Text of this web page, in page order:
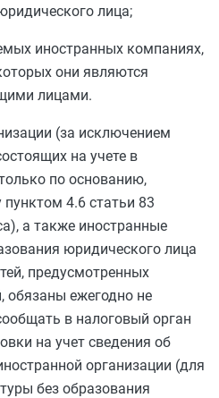
лица;
иностранных компаниях,
они являются
лицами.
(за исключением
на учете в
по основанию,
пунктом 4.6 статьи 83
а также иностранные
юридического лица
предусмотренных
обязаны ежегодно не
в налоговый орган
на учет сведения об
организации (для
без образования